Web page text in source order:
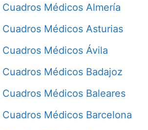
Cuadros Médicos Almería
Cuadros Médicos Asturias
Cuadros Médicos Ávila
Cuadros Médicos Badajoz
Cuadros Médicos Baleares
Cuadros Médicos Barcelona